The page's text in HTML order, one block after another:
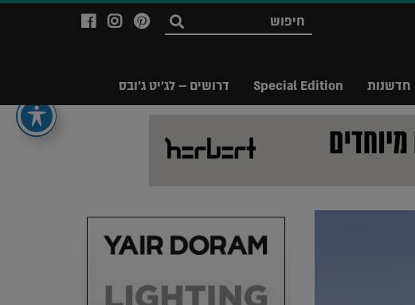
חדשנות Special Edition דרושים – לג'יט ג'ובס
חפש
לעמוד
של
לעמוד
לג'יט
Legit